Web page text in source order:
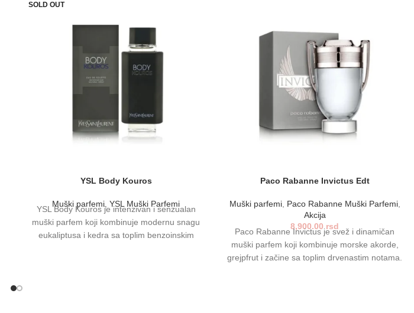
SOLD OUT
YSL Body Kouros
Muški parfemi YSL Muški Parfemi
YSL Body Kouros je intenzivan i senzualan
muški parfem koji kombinuje modernu snagu
eukaliptusa i kedra sa toplim benzoinskim
Paco Rabanne Invictus Edt
Muški parfemi, Paco Rabanne Muški Parfemi,
Akcija
8,900.00 rsd
Paco Rabanne Invictus je svež i dinamičan
muški parfem koji kombinuje morske akorde,
grejpfrut i začine sa toplim drvenastim notama.